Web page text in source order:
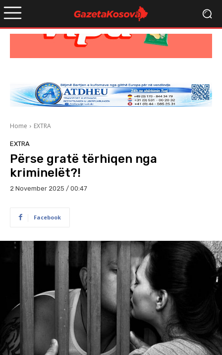
Home EXTRA
EXTRA
Përse gratë tërhiqen nga
kriminelët?!
2 November 2025 / 00:47
Facebook